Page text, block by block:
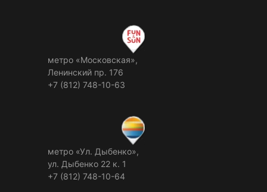
метро «Московская»,
Ленинский пр. 176
+7 (812) 748-10-63
метро «Ул. Дыбенко»,
ул. Дыбенко 22 к. 1
+7 (812) 748-10-64